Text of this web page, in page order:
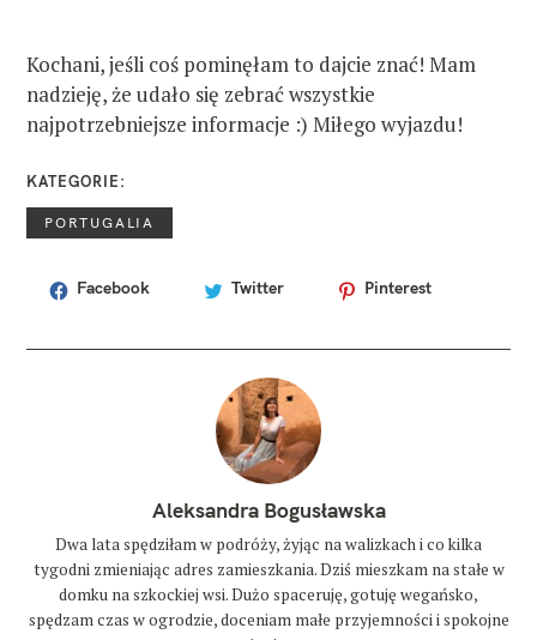
Kochani, jeśli coś pominęłam to dajcie znać! Mam
nadzieję, że udało się zebrać wszystkie
najpotrzebniejsze informacje :) Miłego wyjazdu!
KATEGORIE
PORTUGALIA
o
t
Facebook Twitter Pinterest
Aleksandra Bogusławska
Dwa lata spędziłam w podróży, żyjąc na walizkach i co kilka
tygodni zmieniając adres zamieszkania. Dziś mieszkam na stałe w
domku na szkockiej wsi. Dużo spaceruję, gotuję wegańsko,
spędzam czas w ogrodzie, doceniam małe przyjemności i spokojne